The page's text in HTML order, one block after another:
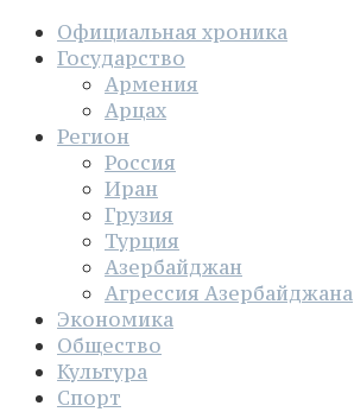
Официальная хроника
Государство
Армения
Арцах
Регион
Россия
Иран
Грузия
Турция
Азербайджан
Агрессия Азербайджана
Экономика
Общество
Культура
Спорт